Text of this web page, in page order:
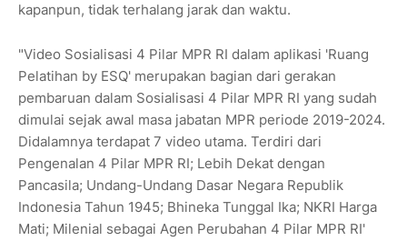
kapanpun, tidak terhalang jarak dan waktu.
"Video Sosialisasi 4 Pilar MPR RI dalam aplikasi 'Ruang
Pelatihan by ESQ' merupakan bagian dari gerakan
pembaruan dalam Sosialisasi 4 Pilar MPR RI yang sudah
dimulai sejak awal masa jabatan MPR periode 2019-2024.
Didalamnya terdapat 7 video utama. Terdiri dari
Pengenalan 4 Pilar MPR RI; Lebih Dekat dengan
Pancasila; Undang-Undang Dasar Negara Republik
Indonesia Tahun 1945; Bhineka Tunggal Ika; NKRI Harga
Mati; Milenial sebagai Agen Perubahan 4 Pilar MPR RI'